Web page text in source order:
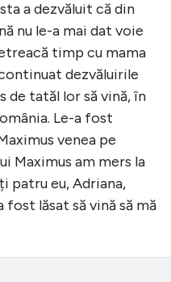
a dezvăluit că din
nu le-a mai dat voie
timp cu mama
dezvăluirile
de tatăl lor să vină, în
Le-a fost
venea pe
Maximus am mers la
patru eu, Adriana,
fost lăsat să vină să mă